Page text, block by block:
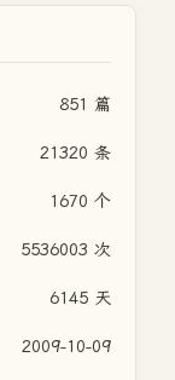
851 篇
21320 条
1670 个
5536003 次
6145 天
2009-10-09